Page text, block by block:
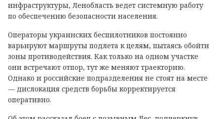
инфраструктуры, Ленобласть ведет системную работу
по обеспечению безопасности населения.
Операторы украинских беспилотников постоянно
варьируют маршруты подлета к целям, пытаясь обойти
зоны противодействия. Как только на одном участке
они встречают отпор, тут же меняют траекторию.
Однако и российские подразделения не стоят на месте
— дислокация средств борьбы корректируется
оперативно.